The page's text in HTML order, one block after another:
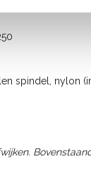
spindel, nylon